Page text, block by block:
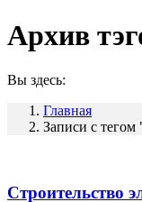
Архив
Вы здесь:
Главная
Записи с тегом
Строительство